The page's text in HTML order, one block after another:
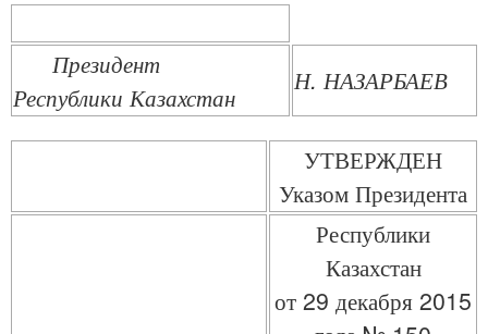
Президент
Республики Казахстан
Н. НАЗАРБАЕВ
УТВЕРЖДЕН
Указом Президента
Республики
Казахстан
от 29 декабря 2015